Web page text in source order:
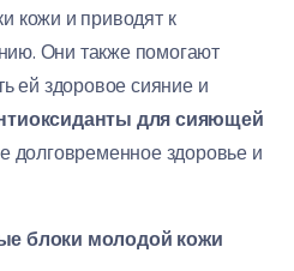
кожи и приводят к
Они также помогают
ей здоровое сияние и
для сияющей
долговременное здоровье и
блоки молодой кожи